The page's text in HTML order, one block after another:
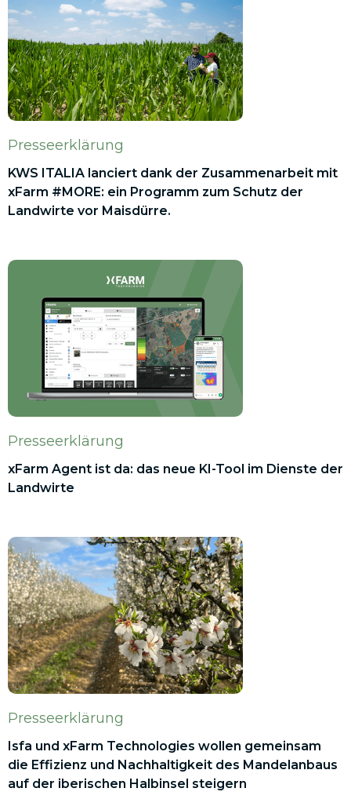
Presseerklärung
KWS ITALIA lanciert dank der Zusammenarbeit mit
xFarm #MORE: ein Programm zum Schutz der
Landwirte vor Maisdürre.
Presseerklärung
xFarm Agent ist da: das neue KI-Tool im Dienste der
Landwirte
Presseerklärung
Isfa und xFarm Technologies wollen gemeinsam
die Effizienz und Nachhaltigkeit des Mandelanbaus
auf der iberischen Halbinsel steigern